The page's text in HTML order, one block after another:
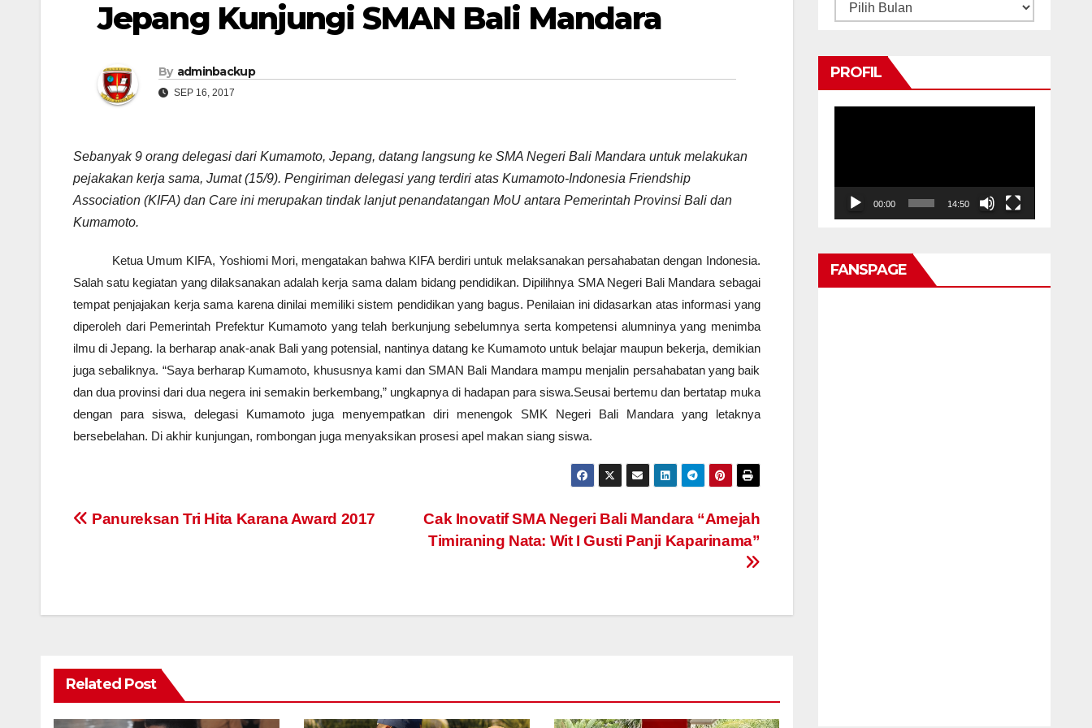
Jepang Kunjungi SMAN Bali Mandara
By adminbackup
SEP 16, 2017
Sebanyak 9 orang delegasi dari Kumamoto, Jepang, datang langsung ke SMA Negeri Bali Mandara untuk melakukan
pejakakan kerja sama, Jumat (15/9). Pengiriman delegasi yang terdiri atas Kumamoto-Indonesia Friendship
Association (KIFA) dan Care ini merupakan tindak lanjut penandatangan MoU antara Pemerintah Provinsi Bali dan
Kumamoto.
Ketua Umum KIFA, Yoshiomi Mori, mengatakan bahwa KIFA berdiri untuk melaksanakan persahabatan dengan Indonesia.
Salah satu kegiatan yang dilaksanakan adalah kerja sama dalam bidang pendidikan. Dipilihnya SMA Negeri Bali Mandara sebagai
tempat penjajakan kerja sama karena dinilai memiliki sistem pendidikan yang bagus. Penilaian ini didasarkan atas informasi yang
diperoleh dari Pemerintah Prefektur Kumamoto yang telah berkunjung sebelumnya serta kompetensi alumninya yang menimba
ilmu di Jepang. Ia berharap anak-anak Bali yang potensial, nantinya datang ke Kumamoto untuk belajar maupun bekerja, demikian
juga sebaliknya. “Saya berharap Kumamoto, khususnya kami dan SMAN Bali Mandara mampu menjalin persahabatan yang baik
dan dua provinsi dari dua negera ini semakin berkembang,” ungkapnya di hadapan para siswa.Seusai bertemu dan bertatap muka
dengan para siswa, delegasi Kumamoto juga menyempatkan diri menengok SMK Negeri Bali Mandara yang letaknya
bersebelahan. Di akhir kunjungan, rombongan juga menyaksikan prosesi apel makan siang siswa.
Navigasi
Cak Inovatif SMA Negeri Bali Mandara “Amejah
Timiraning Nata: Wit I Gusti Panji Kaparinama”
Panureksan Tri Hita Karana Award 2017
Related Post
Arsip
PROFIL
00:00 14:50
FANSPAGE